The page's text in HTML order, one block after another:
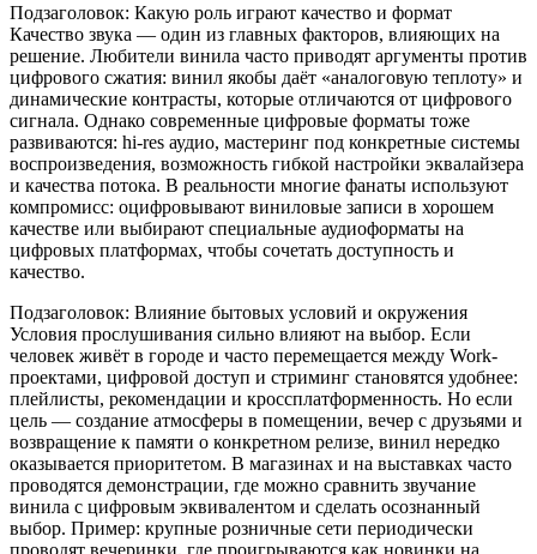
Подзаголовок: Какую роль играют качество и формат
Качество звука — один из главных факторов, влияющих на
решение. Любители винила часто приводят аргументы против
цифрового сжатия: винил якобы даёт «аналоговую теплоту» и
динамические контрасты, которые отличаются от цифрового
сигнала. Однако современные цифровые форматы тоже
развиваются: hi-res аудио, мастеринг под конкретные системы
воспроизведения, возможность гибкой настройки эквалайзера
и качества потока. В реальности многие фанаты используют
компромисс: оцифровывают виниловые записи в хорошем
качестве или выбирают специальные аудиоформаты на
цифровых платформах, чтобы сочетать доступность и
качество.
Подзаголовок: Влияние бытовых условий и окружения
Условия прослушивания сильно влияют на выбор. Если
человек живёт в городе и часто перемещается между Work-
проектами, цифровой доступ и стриминг становятся удобнее:
плейлисты, рекомендации и кроссплатформенность. Но если
цель — создание атмосферы в помещении, вечер с друзьями и
возвращение к памяти о конкретном релизе, винил нередко
оказывается приоритетом. В магазинах и на выставках часто
проводятся демонстрации, где можно сравнить звучание
винила с цифровым эквивалентом и сделать осознанный
выбор. Пример: крупные розничные сети периодически
проводят вечеринки, где проигрываются как новинки на